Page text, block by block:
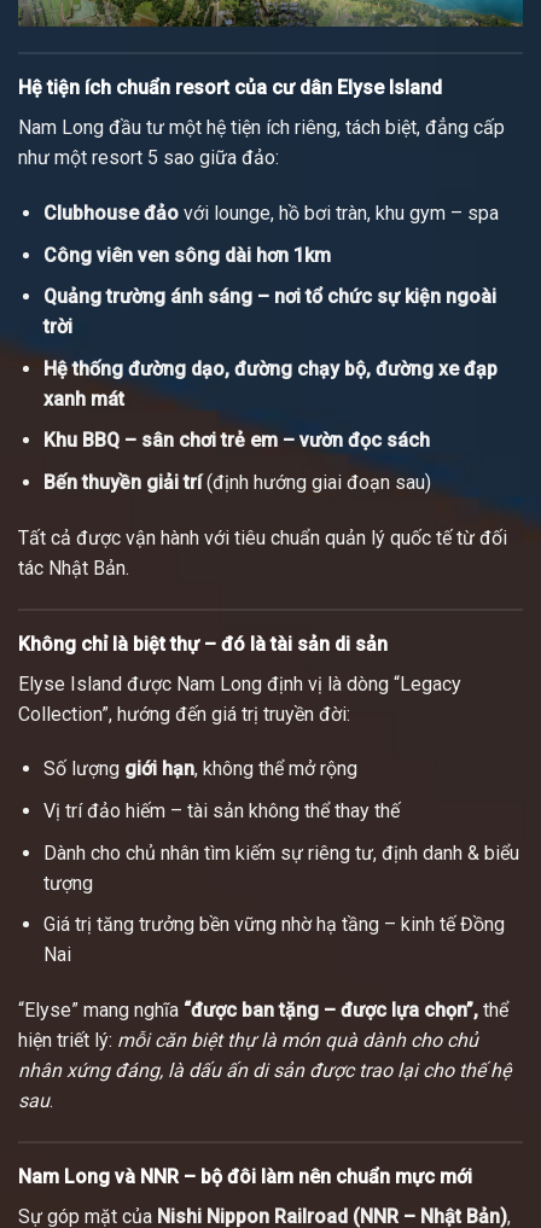
Hệ tiện ích chuẩn resort của cư dân Elyse Island
Nam Long đầu tư một hệ tiện ích riêng, tách biệt, đẳng cấp
như một resort 5 sao giữa đảo:
Clubhouse đảovới lounge, hồ bơi tràn, khu gym – spa
Công viên ven sông dài hơn 1km
Quảng trường ánh sáng – nơi tổ chức sự kiện ngoài
trời
Hệ thống đường dạo, đường chạy bộ, đường xe đạp
xanh mát
Khu BBQ – sân chơi trẻ em – vườn đọc sách
Bến thuyền giải trí(định hướng giai đoạn sau)
Tất cả được vận hành với tiêu chuẩn quản lý quốc tế từ đối
tác Nhật Bản.
Không chỉ là biệt thự – đó là tài sản di sản
Elyse Island được Nam Long định vị là dòng “Legacy
Collection”, hướng đến giá trị truyền đời:
Số lượng giới hạn, không thể mở rộng
Vị trí đảo hiếm – tài sản không thể thay thế
Dành cho chủ nhân tìm kiếm sự riêng tư, định danh & biểu
tượng
Giá trị tăng trưởng bền vững nhờ hạ tầng – kinh tế Đồng
Nai
“Elyse” mang nghĩa “được ban tặng – được lựa chọn”, thể
hiện triết lý: mỗi căn biệt thự là món quà dành cho chủ
nhân xứng đáng, là dấu ấn di sản được trao lại cho thế hệ
sau.
Nam Long và NNR – bộ đôi làm nên chuẩn mực mới
Sự góp mặt của Nishi Nippon Railroad (NNR – Nhật Bản),